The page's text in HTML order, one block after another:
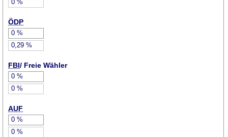
0 %
ÖDP
0 %
0,29 %
FBI/ Freie Wähler
0 %
0 %
AUF
0 %
0 %